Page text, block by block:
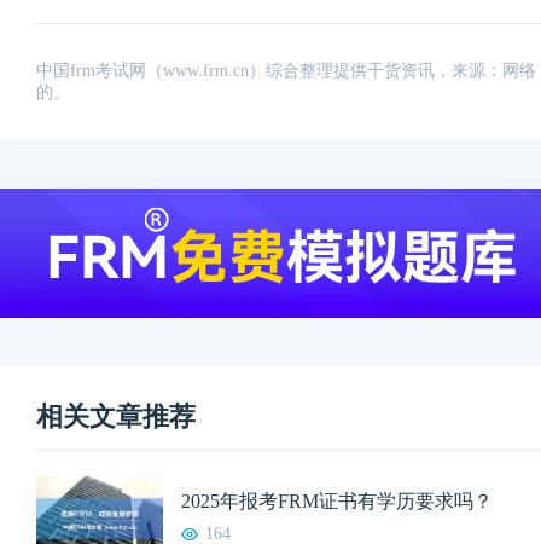
中国frm考试网（www.frm.cn）综合整理提供干货资讯，来源：网
的。
相关文章推荐
2025年报考FRM证书有学历要求吗？
164